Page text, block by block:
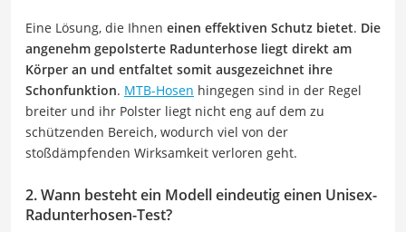
Eine Lösung, die Ihnen einen effektiven Schutz bietet. Die
angenehm gepolsterte Radunterhose liegt direkt am
Körper an und entfaltet somit ausgezeichnet ihre
Schonfunktion. MTB-Hosen hingegen sind in der Regel
breiter und ihr Polster liegt nicht eng auf dem zu
schützenden Bereich, wodurch viel von der
stoßdämpfenden Wirksamkeit verloren geht.
2. Wann besteht ein Modell eindeutig einen Unisex-
Radunterhosen-Test?